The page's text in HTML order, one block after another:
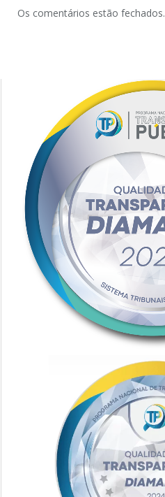
Os comentários estão fechados.